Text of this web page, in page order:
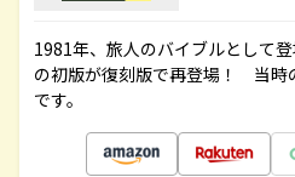
1981年、旅人のバイブルとして
の初版が復刻版で再登場！ 当時
です。